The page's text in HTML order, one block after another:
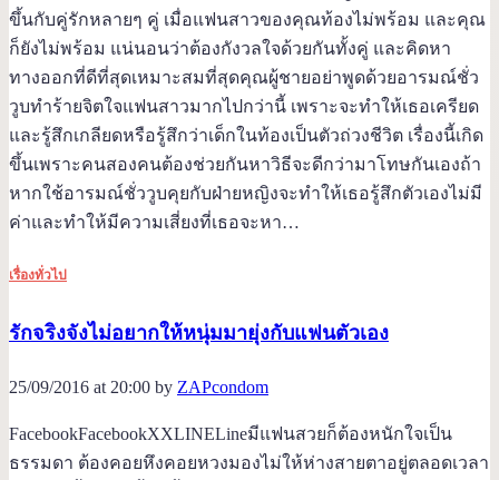
ขึ้นกับคู่รักหลายๆ คู่ เมื่อแฟนสาวของคุณท้องไม่พร้อม และคุณ
ก็ยังไม่พร้อม แน่นอนว่าต้องกังวลใจด้วยกันทั้งคู่ และคิดหา
ทางออกที่ดีที่สุดเหมาะสมที่สุดคุณผู้ชายอย่าพูดด้วยอารมณ์ชั่ว
วูบทำร้ายจิตใจแฟนสาวมากไปกว่านี้ เพราะจะทำให้เธอเครียด
และรู้สึกเกลียดหรือรู้สึกว่าเด็กในท้องเป็นตัวถ่วงชีวิต เรื่องนี้เกิด
ขึ้นเพราะคนสองคนต้องช่วยกันหาวิธีจะดีกว่ามาโทษกันเองถ้า
หากใช้อารมณ์ชั่ววูบคุยกับฝ่ายหญิงจะทำให้เธอรู้สึกตัวเองไม่มี
ค่าและทำให้มีความเสี่ยงที่เธอจะหา…
เรื่องทั่วไป
รักจริงจังไม่อยากให้หนุ่มมายุ่งกับแฟนตัวเอง
25/09/2016 at 20:00 by ZAPcondom
FacebookFacebookXXLINELineมีแฟนสวยก็ต้องหนักใจเป็น
ธรรมดา ต้องคอยหึงคอยหวงมองไม่ให้ห่างสายตาอยู่ตลอดเวลา